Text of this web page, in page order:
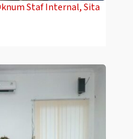
Staf Internal, Sita